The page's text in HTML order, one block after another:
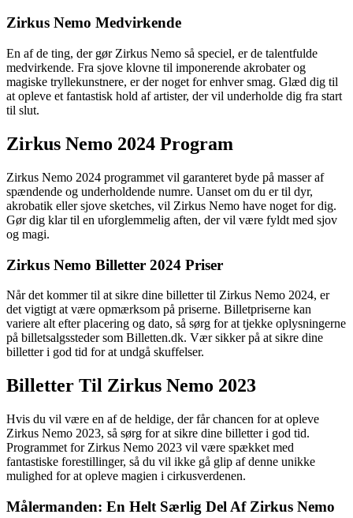
Zirkus Nemo Medvirkende
En af de ting, der gør Zirkus Nemo så speciel, er de talentfulde
medvirkende. Fra sjove klovne til imponerende akrobater og
magiske tryllekunstnere, er der noget for enhver smag. Glæd dig til
at opleve et fantastisk hold af artister, der vil underholde dig fra start
til slut.
Zirkus Nemo 2024 Program
Zirkus Nemo 2024 programmet vil garanteret byde på masser af
spændende og underholdende numre. Uanset om du er til dyr,
akrobatik eller sjove sketches, vil Zirkus Nemo have noget for dig.
Gør dig klar til en uforglemmelig aften, der vil være fyldt med sjov
og magi.
Zirkus Nemo Billetter 2024 Priser
Når det kommer til at sikre dine billetter til Zirkus Nemo 2024, er
det vigtigt at være opmærksom på priserne. Billetpriserne kan
variere alt efter placering og dato, så sørg for at tjekke oplysningerne
på billetsalgssteder som Billetten.dk. Vær sikker på at sikre dine
billetter i god tid for at undgå skuffelser.
Billetter Til Zirkus Nemo 2023
Hvis du vil være en af de heldige, der får chancen for at opleve
Zirkus Nemo 2023, så sørg for at sikre dine billetter i god tid.
Programmet for Zirkus Nemo 2023 vil være spækket med
fantastiske forestillinger, så du vil ikke gå glip af denne unikke
mulighed for at opleve magien i cirkusverdenen.
Målermanden: En Helt Særlig Del Af Zirkus Nemo